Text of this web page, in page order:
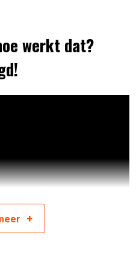
werkt dat?
+